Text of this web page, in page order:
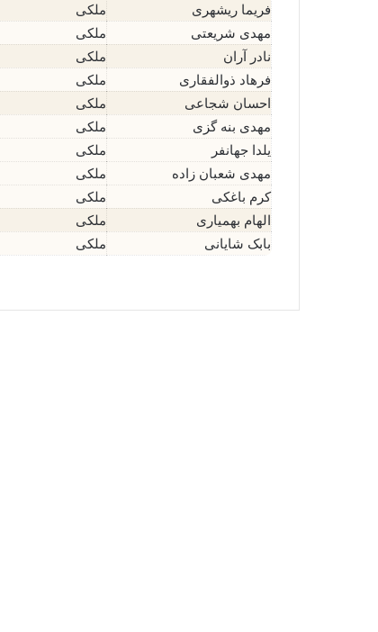
فریما ریشهری
ملکی
مهدی شریعتی
ملکی
نادر آران
ملکی
فرهاد ذوالفقاری
ملکی
احسان شجاعی
ملکی
مهدی بنه گزی
ملکی
یلدا جهانفر
ملکی
مهدی شعبان زاده
ملکی
کرم باغکی
ملکی
الهام بهمیاری
ملکی
بابک شایانی
ملکی